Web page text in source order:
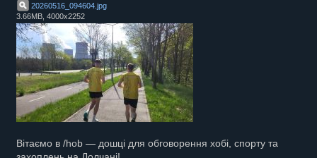
20260516_094604 jpg
3.66MB, 4000x2252
Вітаємо в /hob — дошці для обговорення хобі, спорту та